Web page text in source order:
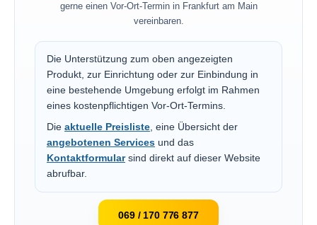
gerne einen Vor-Ort-Termin in Frankfurt am Main
vereinbaren.
Die Unterstützung zum oben angezeigten
Produkt, zur Einrichtung oder zur Einbindung in
eine bestehende Umgebung erfolgt im Rahmen
eines kostenpflichtigen Vor-Ort-Termins.
Die aktuelle Preisliste, eine Übersicht der
angebotenen Services und das
Kontaktformularsind direkt auf dieser Website
abrufbar.
069 / 170 776 877